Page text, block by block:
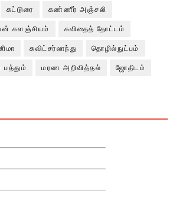
கட்டுரை கண்ணீர் அஞ்சலி
களஞ்சியம் கவிதைத் தோட்டம்
சுவிட்சர்லாந்து தொழில்நுட்பம்
பத்தும் மரண அறிவித்தல் ஜோதிடம்